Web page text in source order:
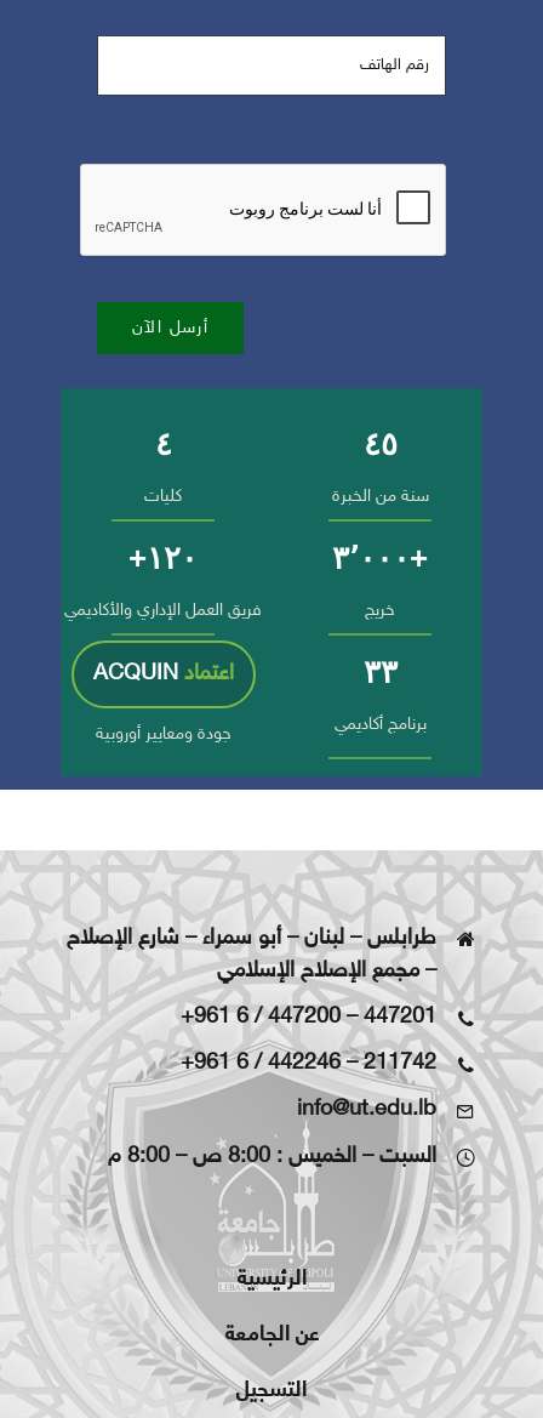
أرسل الآن
أرقام وإنجازات الجامعة
٤٥
سنة من الخبرة
٤
كليات
+٣٬٠٠٠
خريج
١٢٠+
فريق العمل الإداري والأكاديمي
٣٣
برنامج أكاديمي
اعتمادACQUIN
جودة ومعايير أوروبية
طرابلس – لبنان – أبو سمراء – شارع الإصلاح
– مجمع الإصلاح الإسلامي
+961 6 / 447200–447201
+961 6 / 442246–211742
info@ut.edu.lb
السبت – الخميس : 8:00 ص – 8:00 م
الرئيسية
عن الجامعة
التسجيل